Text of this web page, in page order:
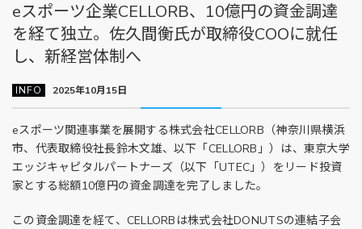
eスポーツ企業CELLORB、10億円の資金調達
を経て独立。佐久間衡氏が取締役COOに就任
し、新経営体制へ
INFO 2025年10月15日
eスポーツ関連事業を展開する株式会社CELLORB（神奈川県横浜
市、代表取締役社長鈴木文雄、以下「CELLORB」）は、東京大学
エッジキャピタルパートナーズ（以下「UTEC」）をリード投資
家とする総額10億円の資金調達を完了しました。
この資金調達を経て、CELLORBは株式会社DONUTSの連結子会